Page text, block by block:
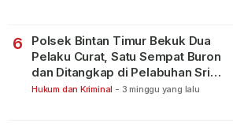
6
Polsek Bintan Timur Bekuk Dua
Pelaku Curat, Satu Sempat Buron
dan Ditangkap di Pelabuhan Sri
Bintan Pura
Hukum dan Kriminal - 3 minggu yang lalu